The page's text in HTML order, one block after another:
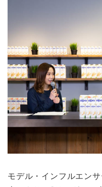
モデル・インフルエン